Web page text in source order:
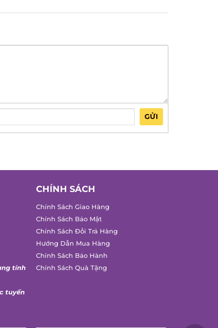
GỬI
tính
tuyến
CHÍNH SÁCH
Chính Sách Giao Hàng
Chính Sách Bảo Mật
Chính Sách Đổi Trả Hàng
Hướng Dẫn Mua Hàng
Chính Sách Bảo Hành
Chính Sách Quà Tặng